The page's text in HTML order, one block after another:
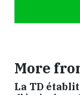
More
La TD